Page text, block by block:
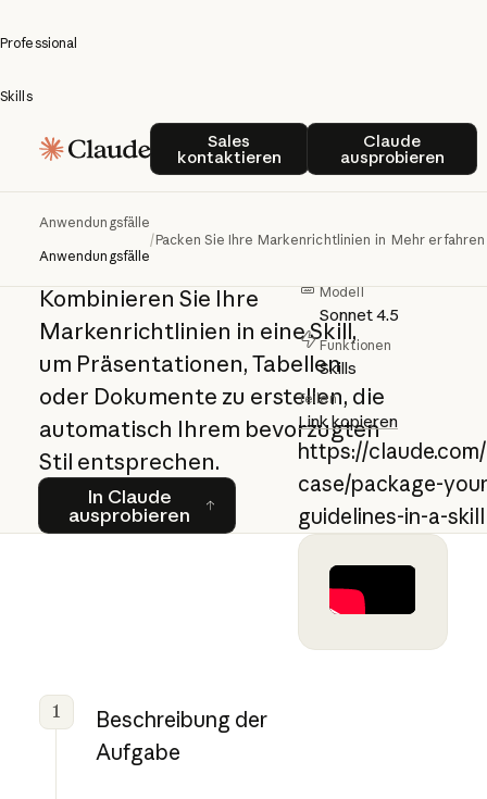
Professional
Skills
Sales
kontaktieren
Sales kontaktierenClaude
ausprobieren
Claude
Anwendungsfälle
Anwendungsfälle
/Packen Sie Ihre Markenrichtlinien in einen Skill
Mehr erfahren
Packen Sie Ihre
Markenrichtlinien
in einen Skill
Kombinieren Sie Ihre
Markenrichtlinien in eine Skill,
um Präsentationen, Tabellen
oder Dokumente zu erstellen, die
automatisch Ihrem bevorzugten
Stil entsprechen.
In Claude
ausprobieren
In Claude ausprobieren
Kategorie
Modell
Sonnet 4.5
Funktionen
Skills
Teilen
Link kopieren
https://
case/package-
guidelines-in-a-skill
1
Beschreibung der
Aufgabe